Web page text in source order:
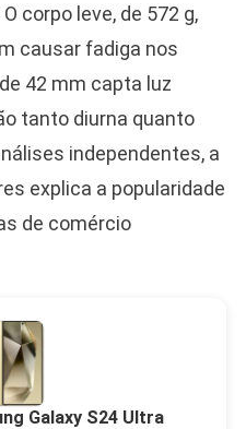
corpo leve, de 572 g,
causar fadiga nos
42 mm capta luz
tanto diurna quanto
independentes, a
explica a popularidade
de comércio
Galaxy S24 Ultra